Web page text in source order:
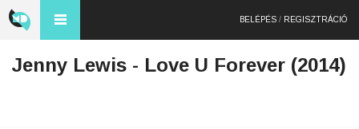
BELÉPÉS / REGISZTRÁCIÓ
Jenny Lewis - Love U Forever (2014)